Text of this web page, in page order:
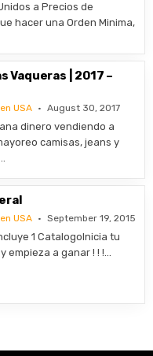
a Precios de
hacer una Orden Minima,
Vaqueras | 2017 –
USA August 30, 2017
dinero vendiendo a
camisas, jeans y
USA September 19, 2015
1 CatalogoInicia tu
empieza a ganar ! ! !…